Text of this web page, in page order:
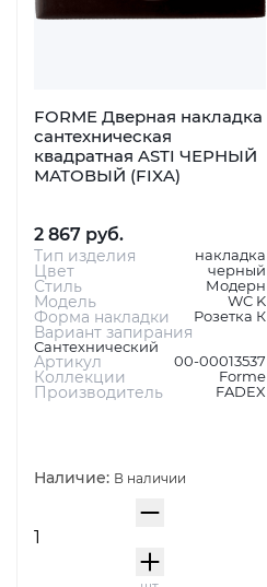
FORME Дверная накладка
сантехническая
квадратная ASTI ЧЕРНЫЙ
МАТОВЫЙ (FIXA)
2 867 руб.
Тип изделия накладка
Цвет черный
Стиль Модерн
Модель WC K
Форма накладки Розетка К
Вариант запирания
Сантехнический
Артикул 00-00013537
Коллекции Forme
Производитель FADEX
Наличие: В наличии